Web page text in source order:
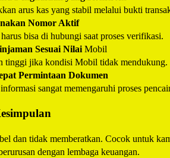
arus kas yang stabil melalui bukti
Nomor Aktif
bisa di hubungi saat proses verifikasi.
Sesuai Nilai Mobil
tinggi jika kondisi Mobil tidak mendukung.
Permintaan Dokumen
sangat memengaruhi proses
dan tidak memberatkan. Cocok untuk
dengan lembaga keuangan.